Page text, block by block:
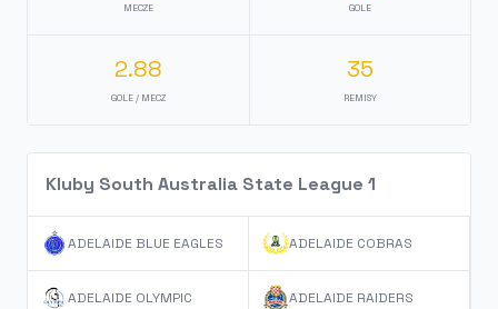
MECZE GOLE
2.88
GOLE / MECZ
35
REMISY
Kluby South Australia State League 1
ADELAIDE BLUE EAGLES ADELAIDE COBRAS
ADELAIDE OLYMPIC ADELAIDE RAIDERS